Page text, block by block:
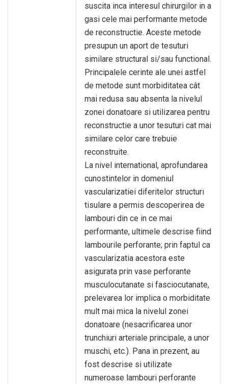
suscita inca interesul chirurgilor in a
gasi cele mai performante metode
de reconstructie. Aceste metode
presupun un aport de tesuturi
similare structural si/sau functional.
Principalele cerinte ale unei astfel
de metode sunt morbiditatea cât
mai redusa sau absenta la nivelul
zonei donatoare si utilizarea pentru
reconstructie a unor tesuturi cat mai
similare celor care trebuie
reconstruite.
La nivel international, aprofundarea
cunostintelor in domeniul
vascularizatiei diferitelor structuri
tisulare a permis descoperirea de
lambouri din ce in ce mai
performante, ultimele descrise fiind
lambourile perforante; prin faptul ca
vascularizatia acestora este
asigurata prin vase perforante
musculocutanate si fasciocutanate,
prelevarea lor implica o morbiditate
mult mai mica la nivelul zonei
donatoare (nesacrificarea unor
trunchiuri arteriale principale, a unor
muschi, etc.). Pana in prezent, au
fost descrise si utilizate
numeroase lambouri perforante